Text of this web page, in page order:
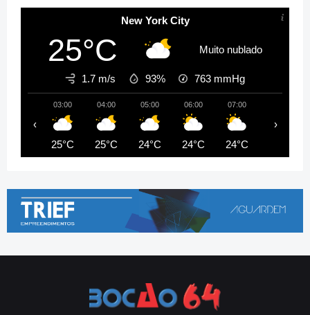
New York City
25°C Muito nublado
1.7 m/s 93% 763 mmHg
03:00
25°C
04:00
25°C
05:00
24°C
06:00
24°C
07:00
24°C
‹ ›